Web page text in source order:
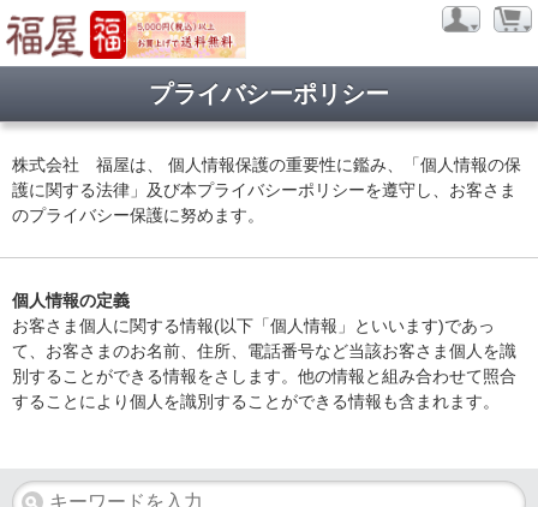
プライバシーポリシー
株式会社 福屋は、 個人情報保護の重要性に鑑み、「個人情報の保
護に関する法律」及び本プライバシーポリシーを遵守し、お客さま
のプライバシー保護に努めます。
個人情報の定義
お客さま個人に関する情報(以下「個人情報」といいます)であっ
て、お客さまのお名前、住所、電話番号など当該お客さま個人を識
別することができる情報をさします。他の情報と組み合わせて照合
することにより個人を識別することができる情報も含まれます。